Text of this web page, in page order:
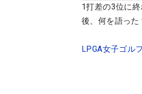
1打差の3位に
後、何を語った
LPGA女子ゴル